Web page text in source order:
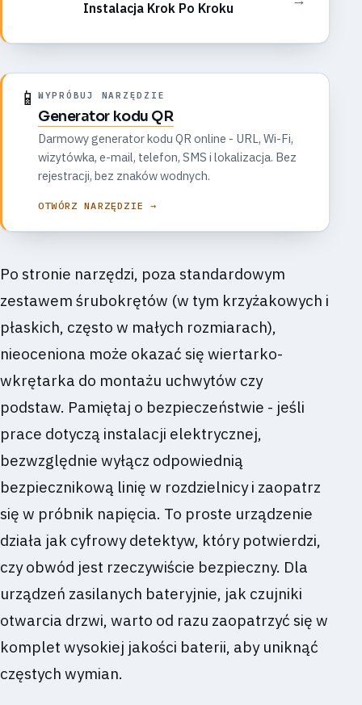
Instalacja Krok Po Kroku
📱 WYPRÓBUJ NARZĘDZIE
Generator kodu QR
Darmowy generator kodu QR online - URL, Wi-Fi,
wizytówka, e-mail, telefon, SMS i lokalizacja. Bez
rejestracji, bez znaków wodnych.
OTWÓRZ NARZĘDZIE →
Po stronie narzędzi, poza standardowym
zestawem śrubokrętów (w tym krzyżakowych i
płaskich, często w małych rozmiarach),
nieoceniona może okazać się wiertarko-
wkrętarka do montażu uchwytów czy
podstaw. Pamiętaj o bezpieczeństwie - jeśli
prace dotyczą instalacji elektrycznej,
bezwzględnie wyłącz odpowiednią
bezpiecznikową linię w rozdzielnicy i zaopatrz
się w próbnik napięcia. To proste urządzenie
działa jak cyfrowy detektyw, który potwierdzi,
czy obwód jest rzeczywiście bezpieczny. Dla
urządzeń zasilanych bateryjnie, jak czujniki
otwarcia drzwi, warto od razu zaopatrzyć się w
komplet wysokiej jakości baterii, aby uniknąć
częstych wymian.